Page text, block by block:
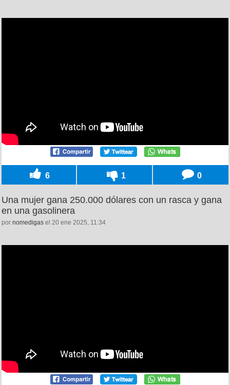
6 1 0
Una mujer gana 250.000 dólares con un rasca y gana
en una gasolinera
por nomedigas el 20 ene 2025, 11:34